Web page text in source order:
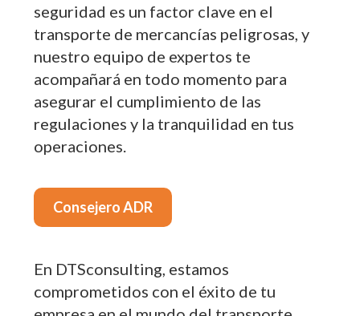
seguridad es un factor clave en el
transporte de mercancías peligrosas, y
nuestro equipo de expertos te
acompañará en todo momento para
asegurar el cumplimiento de las
regulaciones y la tranquilidad en tus
operaciones.
Consejero ADR
En DTSconsulting, estamos
comprometidos con el éxito de tu